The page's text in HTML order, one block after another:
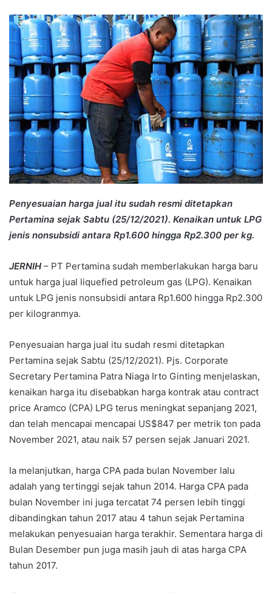
email
Penyesuaian harga jual itu sudah resmi ditetapkan
Pertamina sejak Sabtu (25/12/2021). Kenaikan untuk LPG
jenis nonsubsidi antara Rp1.600 hingga Rp2.300 per kg.
JERNIH – PT Pertamina sudah memberlakukan harga baru
untuk harga jual liquefied petroleum gas (LPG). Kenaikan
untuk LPG jenis nonsubsidi antara Rp1.600 hingga Rp2.300
per kilogranmya.
Penyesuaian harga jual itu sudah resmi ditetapkan
Pertamina sejak Sabtu (25/12/2021). Pjs. Corporate
Secretary Pertamina Patra Niaga Irto Ginting menjelaskan,
kenaikan harga itu disebabkan harga kontrak atau contract
price Aramco (CPA) LPG terus meningkat sepanjang 2021,
dan telah mencapai mencapai US$847 per metrik ton pada
November 2021, atau naik 57 persen sejak Januari 2021.
Ia melanjutkan, harga CPA pada bulan November lalu
adalah yang tertinggi sejak tahun 2014. Harga CPA pada
bulan November ini juga tercatat 74 persen lebih tinggi
dibandingkan tahun 2017 atau 4 tahun sejak Pertamina
melakukan penyesuaian harga terakhir. Sementara harga di
Bulan Desember pun juga masih jauh di atas harga CPA
tahun 2017.